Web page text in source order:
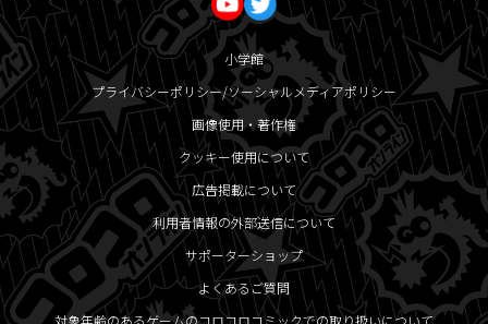
小学館
プライバシーポリシー/ソーシャルメディアポリシー
画像使用・著作権
クッキー使用について
広告掲載について
利用者情報の外部送信について
サポーターショップ
よくあるご質問
対象年齢のあるゲームのコロコロコミックでの取り扱いについて